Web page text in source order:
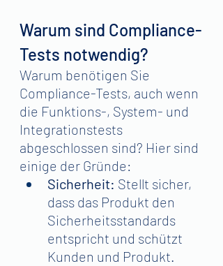
Warum sind Compliance-
Tests notwendig?
Warum benötigen Sie
Compliance-Tests, auch wenn
die Funktions-, System- und
Integrationstests
abgeschlossen sind? Hier sind
einige der Gründe:
Sicherheit: Stellt sicher,
dass das Produkt den
Sicherheitsstandards
entspricht und schützt
Kunden und Produkt.